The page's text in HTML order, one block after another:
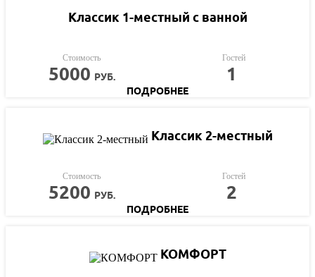
Классик 1-местный с ванной
Стоимость
5000 РУБ.
Гостей
1
ПОДРОБНЕЕ
Классик 2-местный
Стоимость
5200 РУБ.
Гостей
2
ПОДРОБНЕЕ
КОМФОРТ